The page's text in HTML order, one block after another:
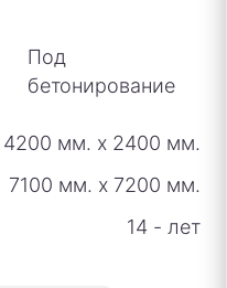
Под
бетонирование
4200 мм. х 2400 мм.
7100 мм. х 7200 мм.
14 - лет